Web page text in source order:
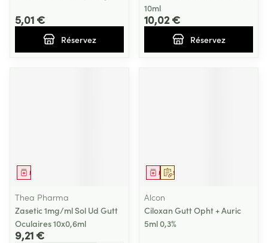
5,01 €
Réservez
10ml
10,02 €
Réservez
Médicament
Thea Pharma
Zasetic 1mg/ml Sol Ud Gutt
Oculaires 10x0,6ml
9,21 €
Sur prescription
Médicament
Alcon
Ciloxan Gutt Opht + Auric
5ml 0,3%